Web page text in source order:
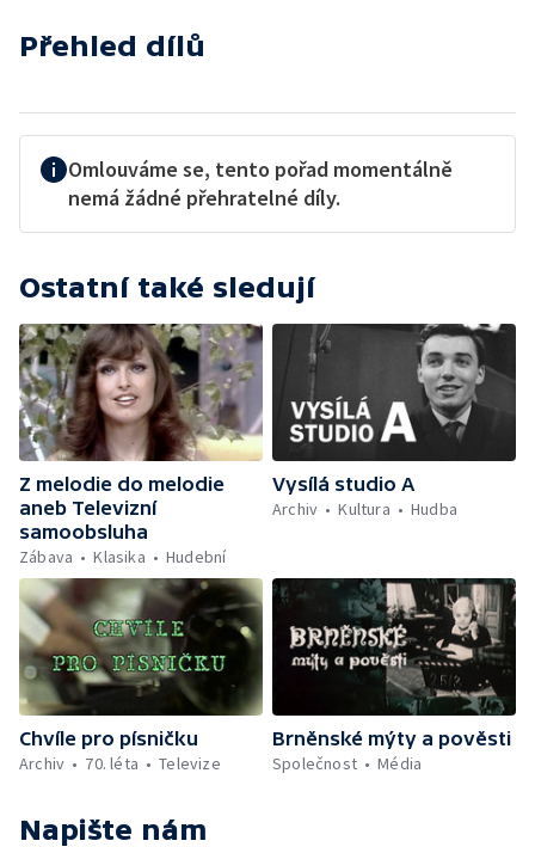
Přehled dílů
Omlouváme se, tento pořad momentálně
nemá žádné přehratelné díly.
Ostatní také sledují
Z melodie do melodie
aneb Televizní
samoobsluha
Zábava
Klasika Hudební
Vysílá studio A
Archiv
Kultura Hudba
Chvíle pro písničku
Archiv
70. léta Televize
Brněnské mýty a pověsti
Společnost
Média
Napište nám